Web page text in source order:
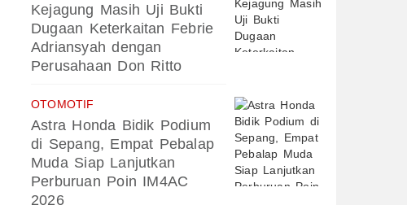
Kejagung Masih Uji Bukti
Dugaan Keterkaitan Febrie
Adriansyah dengan
Perusahaan Don Ritto
OTOMOTIF
Astra Honda Bidik Podium
di Sepang, Empat Pebalap
Muda Siap Lanjutkan
Perburuan Poin IM4AC
2026